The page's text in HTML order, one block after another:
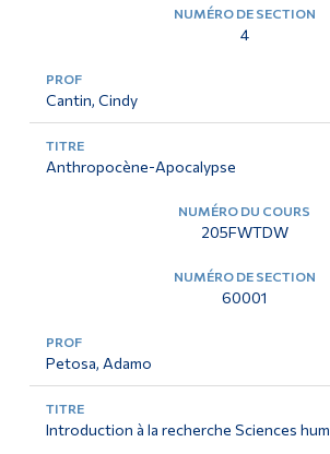
4
Cantin, Cindy
Anthropocène-Apocalypse
205FWTDW
60001
Petosa, Adamo
Introduction à la recherche Sciences